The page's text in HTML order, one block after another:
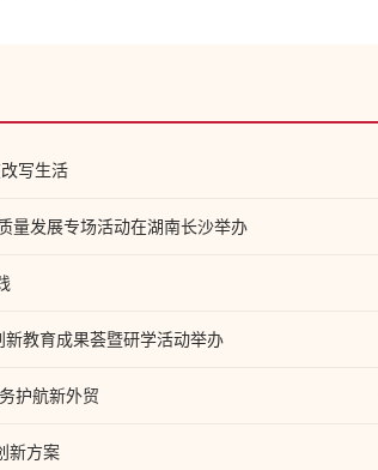
写生活
量发展专场活动在湖南长沙举办
新教育成果荟暨研学活动举办
护航新外贸
新方案